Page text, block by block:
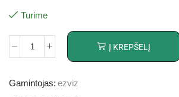
Turime
Į KREPŠELĮ
Gamintojas: ezviz